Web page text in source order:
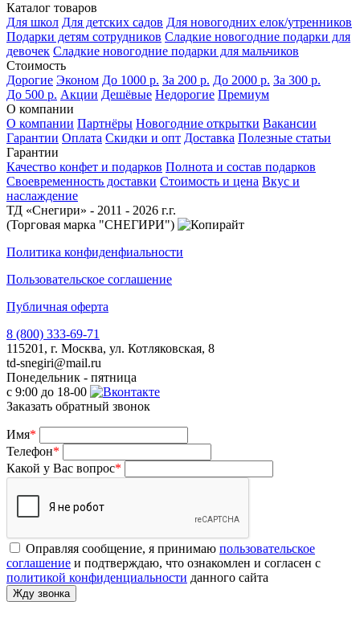
Каталог товаров
Для школ Для детских садов Для новогодних елок/утренников
Подарки детям сотрудников Сладкие новогодние подарки для
девочек Сладкие новогодние подарки для мальчиков
Стоимость
Дорогие Эконом До 1000 р. За 200 р. До 2000 р. За 300 р.
До 500 р. Акции Дешёвые Недорогие Премиум
О компании
О компании Партнёры Новогодние открытки Вакансии
Гарантии Оплата Скидки и опт Доставка Полезные статьи
Гарантии
Качество конфет и подарков Полнота и состав подарков
Своевременность доставки Стоимость и цена Вкус и
наслаждение
ТД «Снегири» - 2011 - 2026 г.г.
(Торговая марка "СНЕГИРИ")
Политика конфиденфиальности
Пользовательское соглашение
Публичная оферта
8 (800) 333-69-71
115201, г. Москва, ул. Котляковская, 8
td-snegiri@mail.ru
Понедельник - пятница
с 9:00 до 18-00
Заказать обратный звонок
Имя*
Телефон*
Какой у Вас вопрос*
Оправляя сообщение, я принимаю пользовательское
соглашение и подтверждаю, что ознакомлен и согласен с
политикой конфиденциальности данного сайта